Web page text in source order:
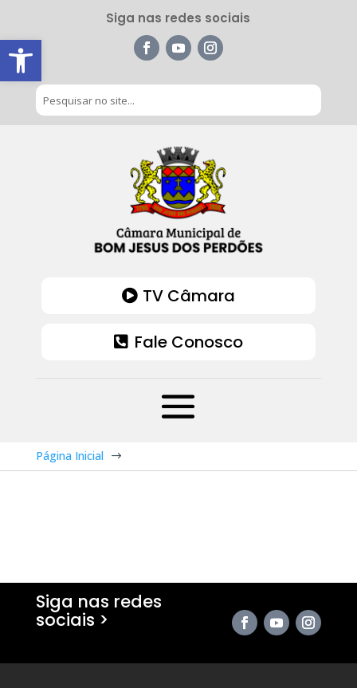
Barra de Ferramentas Aberta
Siga nas redes sociais
TV Câmara
Fale Conosco
Página Inicial $
Siga nas redes
sociais >